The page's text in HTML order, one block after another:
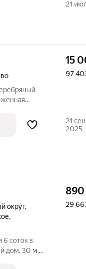
21
15
97
21
2025
округ,
,
соток в
29